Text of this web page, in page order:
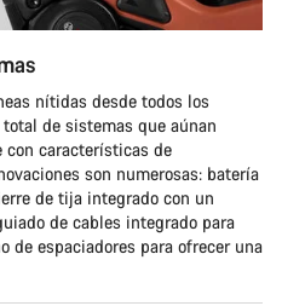
nítidas desde todos los
de sistemas que aúnan
características de
son numerosas: batería
de tija integrado con un
de cables integrado para
de espaciadores para ofrecer una